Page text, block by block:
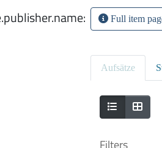
Full item
Aufsätze